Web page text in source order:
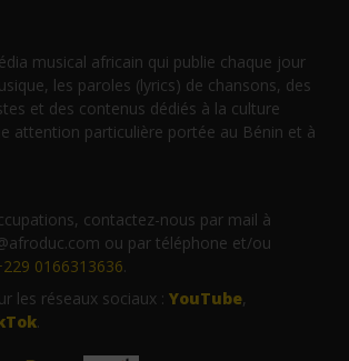
musical africain qui publie chaque jour
les paroles (lyrics) de chansons, des
et des contenus dédiés à la culture
attention particulière portée au Bénin et à
contactez-nous par mail à
ou par téléphone et/ou
0166313636.
les réseaux sociaux : YouTube,
.